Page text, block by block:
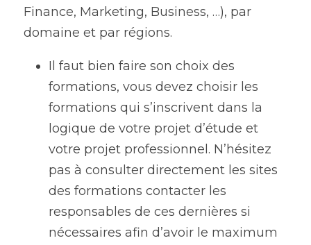
Finance, Marketing, Business, …), par
domaine et par régions.
Il faut bien faire son choix des
formations, vous devez choisir les
formations qui s’inscrivent dans la
logique de votre projet d’étude et
votre projet professionnel. N’hésitez
pas à consulter directement les sites
des formations contacter les
responsables de ces dernières si
nécessaires afin d’avoir le maximum